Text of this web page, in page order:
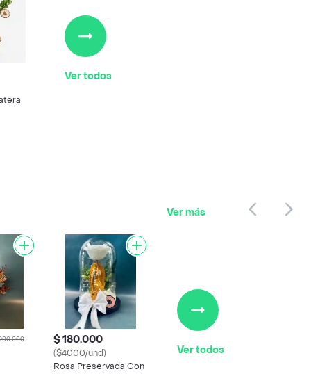
Ver todos
Ver más
$ 180.000
($4000/und)
Rosa Preservada Con
Ver todos